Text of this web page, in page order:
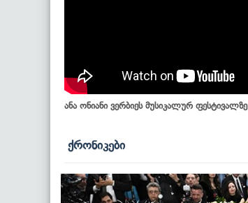
ანა ონიანი ვერბიეს მუსიკალურ ფესტივალზე
ქრონიკები